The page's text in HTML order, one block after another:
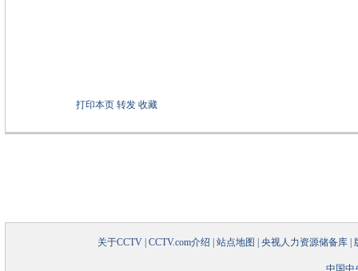
打印本页 转发 收藏
关于CCTV CCTV.com介绍 站点地图 央视人力资源储备库
中国中